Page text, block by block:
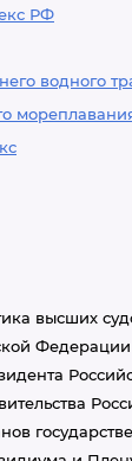
РФ
водного
высших
Федерации